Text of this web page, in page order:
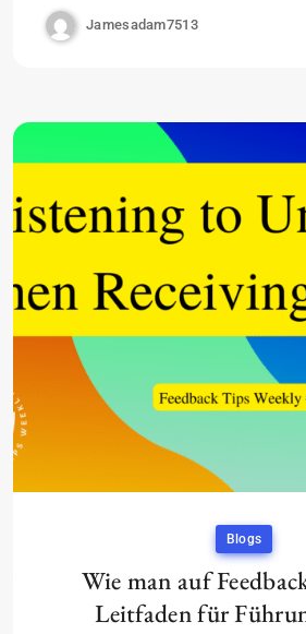
Jamesadam7513
Blogs
Wie man auf
Leitfaden für